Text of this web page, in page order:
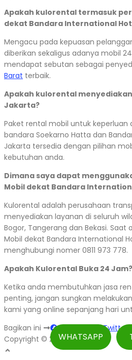
Apakah kulorental termasuk
dekat Bandara International
Mengacu pada kepuasan
diberikan sekaligus adanya mobil
mendapat sebutan sebagai
Barat terbaik.
Apakah kulorental
Jakarta?
Paket rental mobil untuk
bandara Soekarno Hatta dan
Jakarta tersedia dengan pilihan
kebutuhan anda.
Dimana saya dapat
Mobil dekat Bandara
Kulorental adalah perusahaan
menyediakan layanan di seluruh
Bogor, Tangerang dan Bekasi. Saat
Mobil dekat Bandara International
menghubungi nomer 0811 973 778.
Apakah Kulorental Buka 24 Jam?
Ketika anda membutuhkan jasa
penting, jangan sungkan
kami yang online sepanjang hari
Bagikan ini
Facebook Twitter
Copyright © 2026 Kulorental
WHATSAPP